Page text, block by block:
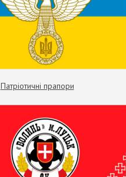
Патріотичні прапори